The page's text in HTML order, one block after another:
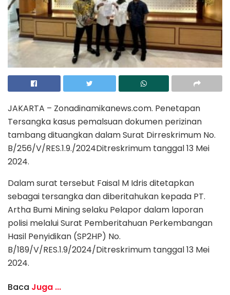
JAKARTA – Zonadinamikanews.com. Penetapan
Tersangka kasus pemalsuan dokumen perizinan
tambang dituangkan dalam Surat Dirreskrimum No.
B/256/V/RES.1.9./2024Ditreskrimum tanggal 13 Mei
2024.
Dalam surat tersebut Faisal M Idris ditetapkan
sebagai tersangka dan diberitahukan kepada PT.
Artha Bumi Mining selaku Pelapor dalam laporan
polisi melalui Surat Pemberitahuan Perkembangan
Hasil Penyidikan (SP2HP) No.
B/189/V/RES.1.9/2024/Ditreskrimum tanggal 13 Mei
2024.
Baca Juga ...